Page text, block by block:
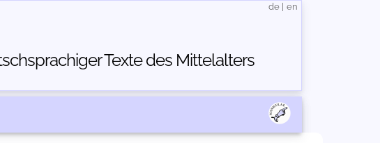
Texte des Mittelalters
de en